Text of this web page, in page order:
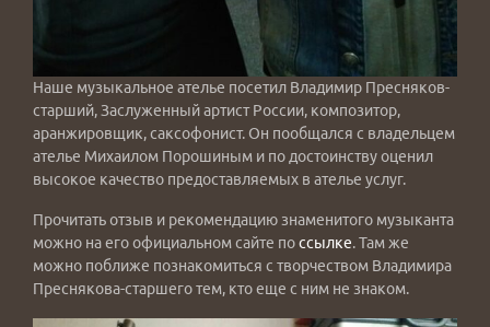
Наше музыкальное ателье посетил Владимир Пресняков-
старший, Заслуженный артист России, композитор,
аранжировщик, саксофонист. Он пообщался с владельцем
ателье Михаилом Порошиным и по достоинству оценил
высокое качество предоставляемых в ателье услуг.
Прочитать отзыв и рекомендацию знаменитого музыканта
можно на его официальном сайте поссылке. Там же
можно поближе познакомиться с творчеством Владимира
Преснякова-старшего тем, кто еще с ним не знаком.